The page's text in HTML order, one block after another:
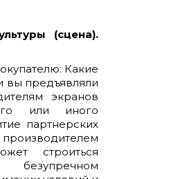
(сцена).
Какие
вы предъявляли
экранов
или иного
партнерских
строиться